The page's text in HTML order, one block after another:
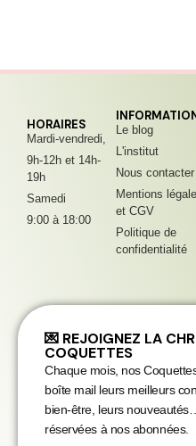
HORAIRES
Mardi-vendredi,
9h-12h et 14h-
19h
Samedi
9:00 à 18:00
Le blog
L'institut
Nous contacter
Mentions
et CGV
Politique de
confidentialité
💌 REJOIGNEZ LA
COQUETTES
Chaque mois, nos
boîte mail leurs meilleurs
bien-être, leurs
réservées à nos abonnées.